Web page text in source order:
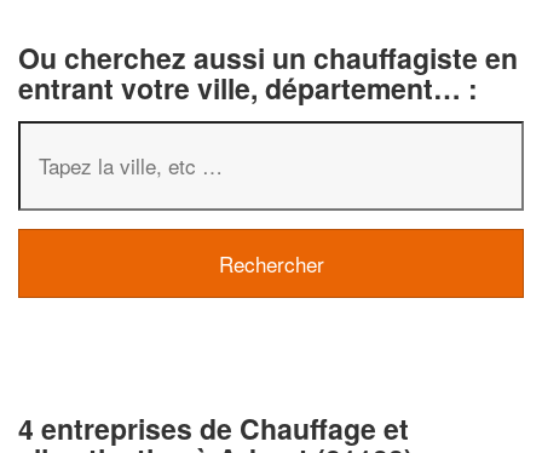
Ou cherchez aussi un chauffagiste en
entrant votre ville, département… :
4 entreprises de Chauffage et